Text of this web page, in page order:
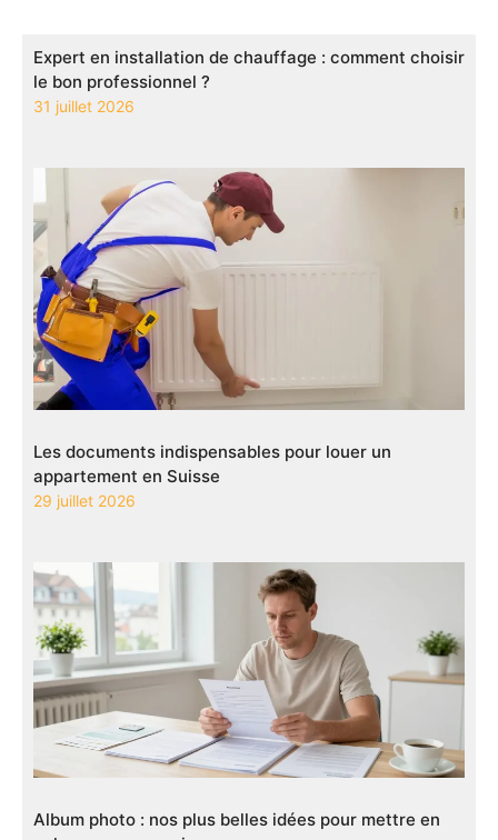
Expert en installation de chauffage : comment choisir
le bon professionnel ?
31 juillet 2026
Les documents indispensables pour louer un
appartement en Suisse
29 juillet 2026
Album photo : nos plus belles idées pour mettre en